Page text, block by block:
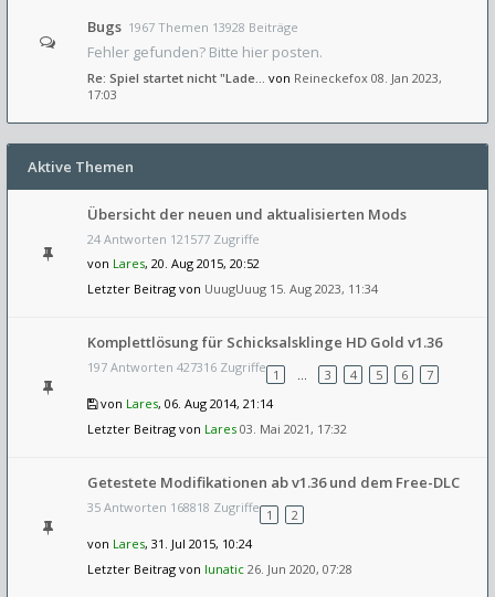
Bugs 1967 Themen 13928 Beiträge
Fehler gefunden? Bitte hier posten.
Re: Spiel startet nicht "Lade… von Reineckefox 08. Jan 2023,
17:03
Aktive Themen
Übersicht der neuen und aktualisierten Mods
24 Antworten 121577 Zugriffe
von Lares, 20. Aug 2015, 20:52
Letzter Beitrag von UuugUuug 15. Aug 2023, 11:34
Komplettlösung für Schicksalsklinge HD Gold v1.36
197 Antworten 427316 Zugriffe 1 … 3 4 5 6
7
von Lares, 06. Aug 2014, 21:14
Letzter Beitrag von Lares 03. Mai 2021, 17:32
Getestete Modifikationen ab v1.36 und dem Free-DLC
35 Antworten 168818 Zugriffe 1
2
von Lares, 31. Jul 2015, 10:24
Letzter Beitrag von lunatic 26. Jun 2020, 07:28